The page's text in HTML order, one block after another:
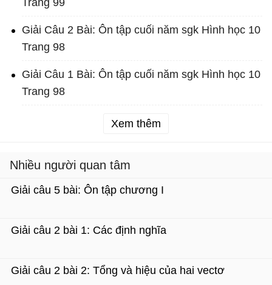
Trang 99
Giải Câu 2 Bài: Ôn tập cuối năm sgk Hình học 10
Trang 98
Giải Câu 1 Bài: Ôn tập cuối năm sgk Hình học 10
Trang 98
Xem thêm
Nhiều người quan tâm
Giải câu 5 bài: Ôn tập chương I
Giải câu 2 bài 1: Các định nghĩa
Giải câu 2 bài 2: Tổng và hiệu của hai vectơ